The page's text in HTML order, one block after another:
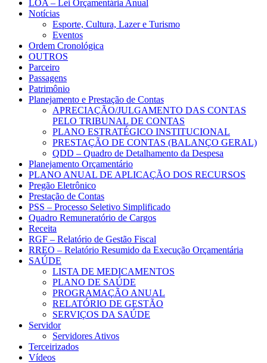
LOA – Lei Orçamentária Anual
Notícias
Esporte, Cultura, Lazer e Turismo
Eventos
Ordem Cronológica
OUTROS
Parceiro
Passagens
Patrimônio
Planejamento e Prestação de Contas
APRECIAÇÃO/JULGAMENTO DAS CONTAS
PELO TRIBUNAL DE CONTAS
PLANO ESTRATÉGICO INSTITUCIONAL
PRESTAÇÃO DE CONTAS (BALANÇO GERAL)
QDD – Quadro de Detalhamento da Despesa
Planejamento Orçamentário
PLANO ANUAL DE APLICAÇÃO DOS RECURSOS
Pregão Eletrônico
Prestação de Contas
PSS – Processo Seletivo Simplificado
Quadro Remuneratório de Cargos
Receita
RGF – Relatório de Gestão Fiscal
RREO – Relatório Resumido da Execução Orçamentária
SAÚDE
LISTA DE MEDICAMENTOS
PLANO DE SAÚDE
PROGRAMAÇÃO ANUAL
RELATÓRIO DE GESTÃO
SERVIÇOS DA SAÚDE
Servidor
Servidores Ativos
Terceirizados
Vídeos